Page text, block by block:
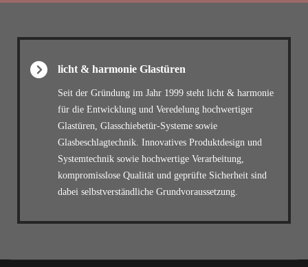
licht & harmonie Glastüren
Seit der Gründung im Jahr 1999 steht licht & harmonie
für die Entwicklung und Veredelung hochwertiger
Glastüren, Glasschiebetür-Systeme sowie
Glasbeschlagtechnik. Innovatives Produktdesign und
Systemtechnik sowie hochwertige Verarbeitung,
kompromisslose Qualität und geprüfte Sicherheit sind
dabei selbstverständliche Grundvoraussetzung.